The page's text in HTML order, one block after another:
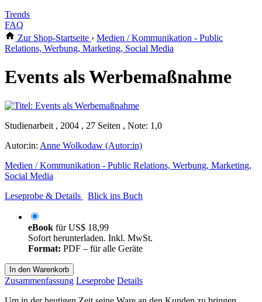
Trends
FAQ
Zur Shop-Startseite › Medien / Kommunikation - Public
Relations, Werbung, Marketing, Social Media
Events als Werbemaßnahme
Studienarbeit , 2004 , 27 Seiten , Note: 1,0
Autor:in: Anne Wolkodaw (Autor:in)
Medien / Kommunikation - Public Relations, Werbung, Marketing,
Social Media
Leseprobe & Details
Blick ins Buch
eBook fürUS$ 18,99
Sofort herunterladen. Inkl. MwSt.
Format: PDF – für alle Geräte
In den Warenkorb
Zusammenfassung Leseprobe Details